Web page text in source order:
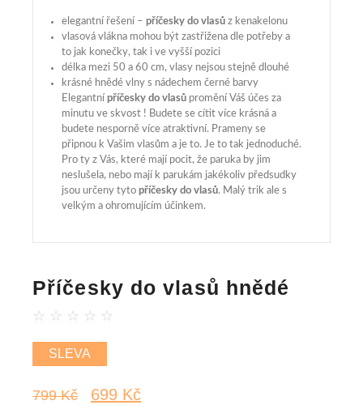
elegantní řešení – příčesky do vlasů z kenakelonu
vlasová vlákna mohou být zastřižena dle potřeby a
to jak konečky, tak i ve vyšší pozici
délka mezi 50 a 60 cm, vlasy nejsou stejně dlouhé
krásné hnědé vlny s nádechem černé barvy
Elegantní příčesky do vlasů promění Váš účes za
minutu ve skvost ! Budete se cítit více krásná a
budete nesporně více atraktivní. Prameny se
připnou k Vašim vlasům a je to. Je to tak jednoduché.
Pro ty z Vás, které mají pocit, že paruka by jim
neslušela, nebo mají k parukám jakékoliv předsudky
jsou určeny tyto příčesky do vlasů. Malý trik ale s
velkým a ohromujícím účinkem.
Příčesky do vlasů hnědé
☆ ☆ ☆ ☆ ☆
SLEVA
799Kč 699 Kč